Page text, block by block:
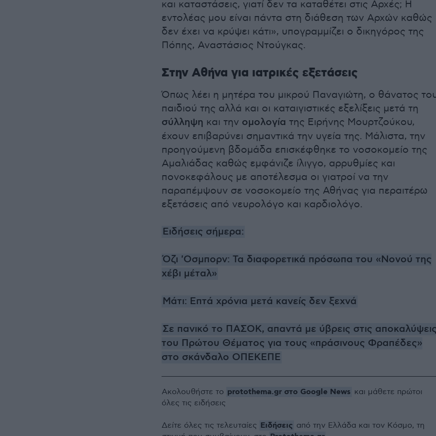
και καταστάσεις, γιατί δεν τα καταθέτει στις Αρχές; Η
εντολέας μου είναι πάντα στη διάθεση των Αρχών καθώς
δεν έχει να κρύψει κάτι», υπογραμμίζει ο δικηγόρος της
Πόπης, Αναστάσιος Ντούγκας.
Στην Αθήνα για ιατρικές εξετάσεις
Όπως λέει η μητέρα του μικρού Παναγιώτη, ο θάνατος
παιδιού της αλλά και οι καταιγιστικές εξελίξεις μετά τη
σύλληψη και την ομολογία της Ειρήνης Μουρτζούκου,
έχουν επιβαρύνει σημαντικά την υγεία της. Μάλιστα, την
προηγούμενη βδομάδα επισκέφθηκε το νοσοκομείο της
Αμαλιάδας καθώς εμφάνιζε ίλιγγο, αρρυθμίες και
πονοκεφάλους με αποτέλεσμα οι γιατροί να την
παραπέμψουν σε νοσοκομείο της Αθήνας για περαιτέρω
εξετάσεις από νευρολόγο και καρδιολόγο.
Ειδήσεις σήμερα:
Όζι 'Οσμπορν: Τα διαφορετικά πρόσωπα του «Νονού της
χέβι μέταλ»
Μάτι: Επτά χρόνια μετά κανείς δεν ξεχνά
Σε πανικό το ΠΑΣΟΚ, απαντά με ύβρεις στις
του Πρώτου Θέματος για τους «πράσινους Φραπέδες»
στο σκάνδαλο ΟΠΕΚΕΠΕ
Ακολουθήστε το protothema.gr στο Google News και μάθετε πρώτοι
όλες τις ειδήσεις
Δείτε όλες τις τελευταίες Ειδήσεις από την Ελλάδα και τον Κόσμο, τη